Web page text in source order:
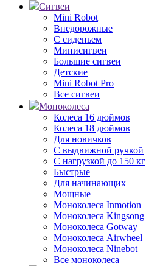
Сигвеи
Mini Robot
Внедорожные
С сиденьем
Минисигвеи
Большие сигвеи
Детские
Mini Robot Pro
Все сигвеи
Моноколеса
Колеса 16 дюймов
Колеса 18 дюймов
Для новичков
С выдвижной ручкой
С нагрузкой до 150 кг
Быстрые
Для начинающих
Мощные
Моноколеса Inmotion
Моноколеса Kingsong
Моноколеса Gotway
Моноколеса Airwheel
Моноколеса Ninebot
Все моноколеса